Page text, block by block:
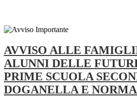
AVVISO ALLE
ALUNNI DELLE
PRIME SCUOLA
DOGANELLA E